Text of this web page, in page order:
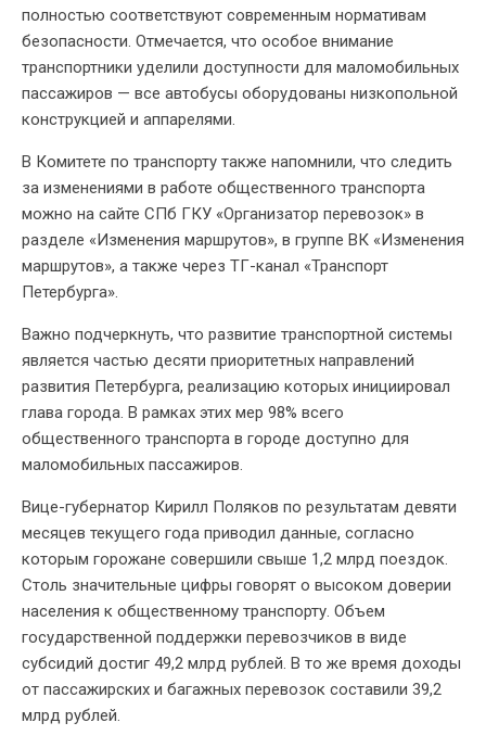
полностью соответствуют современным нормативам
безопасности. Отмечается, что особое внимание
транспортники уделили доступности для маломобильных
пассажиров — все автобусы оборудованы низкопольной
конструкцией и аппарелями.
В Комитете по транспорту также напомнили, что следить
за изменениями в работе общественного транспорта
можно на сайте СПб ГКУ «Организатор перевозок» в
разделе «Изменения маршрутов», в группе ВК «Изменения
маршрутов», а также через ТГ-канал «Транспорт
Петербурга».
Важно подчеркнуть, что развитие транспортной системы
является частью десяти приоритетных направлений
развития Петербурга, реализацию которых инициировал
глава города. В рамках этих мер 98% всего
общественного транспорта в городе доступно для
маломобильных пассажиров.
Вице-губернатор Кирилл Поляков по результатам девяти
месяцев текущего года приводил данные, согласно
которым горожане совершили свыше 1,2 млрд поездок.
Столь значительные цифры говорят о высоком доверии
населения к общественному транспорту. Объем
государственной поддержки перевозчиков в виде
субсидий достиг 49,2 млрд рублей. В то же время доходы
от пассажирских и багажных перевозок составили 39,2
млрд рублей.